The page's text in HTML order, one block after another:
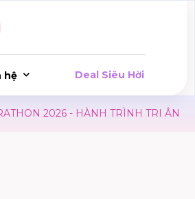
hệ Deal Siêu Hời
- HÀNH TRÌNH TRI ÂN LỊCH